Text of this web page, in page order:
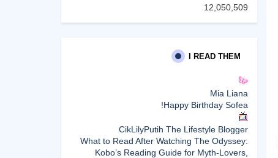
12,050,509
I READ THEM
Mia Liana
Happy Birthday Sofea!
CikLilyPutih The Lifestyle Blogger
What to Read After Watching The Odyssey:
Kobo’s Reading Guide for Myth-Lovers,